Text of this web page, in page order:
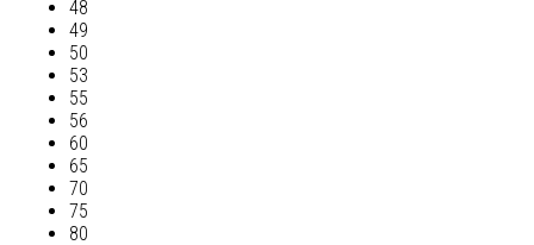
48
49
50
53
55
56
60
65
70
75
80